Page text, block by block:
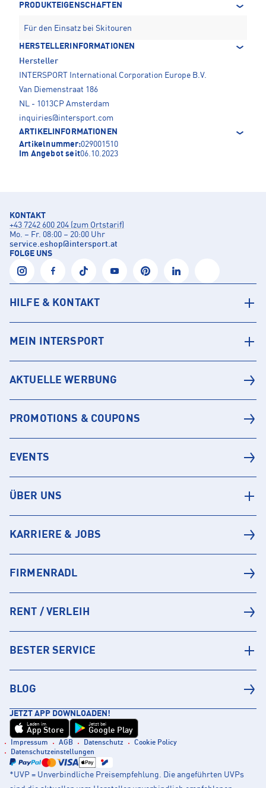
PRODUKTEIGENSCHAFTEN
Für den Einsatz bei Skitouren
HERSTELLERINFORMATIONEN
Hersteller
INTERSPORT International Corporation Europe B.V.
Van Diemenstraat 186
NL - 1013CP Amsterdam
inquiries@intersport.com
ARTIKELINFORMATIONEN
Artikelnummer:029001510
Im Angebot seit06.10.2023
KONTAKT
+43 7242 600 204 (zum Ortstarif)
Mo. – Fr. 08:00 – 20:00 Uhr
service.eshop@intersport.at
FOLGE UNS
HILFE & KONTAKT
MEIN INTERSPORT
AKTUELLE WERBUNG
PROMOTIONS & COUPONS
EVENTS
ÜBER UNS
KARRIERE & JOBS
FIRMENRADL
RENT / VERLEIH
BESTER SERVICE
BLOG
JETZT APP DOWNLOADEN!
Laden im
App Store
Jetzt bei
Google Play
Impressum AGB Datenschutz
Cookie Policy
Datenschutzeinstellungen
*UVP = Unverbindliche Preisempfehlung. Die angeführten UVPs